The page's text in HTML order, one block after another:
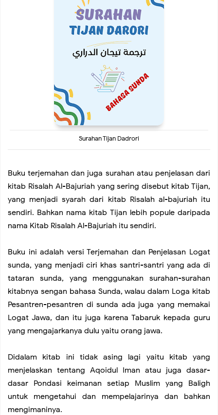
The Best Reasons to Visit Paris
Singapore’s Gardens by the Bay
Things to do in Tokyo
Nice and Cozy House for Stay
Start a Digital Marketing Website for your Service
How to Buy a Best Smartwatch
8 Questions To Ask About Television Habits
Best Motherboards for Gaming You Can Buy
Tips to Master Instagram Flatlays using iPhone
Graffiti Art Style
How to Get to Big Almaty Lake
Inspiration of Creative Workplace
Summer Vacation
Surahan Tijan Dadrori
Buku terjemahan dan juga surahan atau penjelasan dari
kitab Risalah Al-Bajuriah yang sering disebut kitab Tijan,
yang menjadi syarah dari kitab Risalah al-bajuriah itu
sendiri. Bahkan nama kitab Tijan lebih popule daripada
nama Kitab Risalah Al-Bajuriah itu sendiri.
Buku ini adalah versi Terjemahan dan Penjelasan Logat
sunda, yang menjadi ciri khas santri-santri yang ada di
tataran sunda, yang menggunakan surahan-surahan
kitabnya sengan bahasa Sunda, walau dalam Loga kitab
Pesantren-pesantren di sunda ada juga yang memakai
Logat Jawa, dan itu juga karena Tabaruk kepada guru
yang mengajarkanya dulu yaitu orang jawa.
Didalam kitab ini tidak asing lagi yaitu kitab yang
menjelaskan tentang Aqoidul Iman atau juga dasar-
dasar Pondasi keimanan setiap Muslim yang Baligh
untuk mengetahui dan mempelajarinya dan bahkan
mengimaninya.